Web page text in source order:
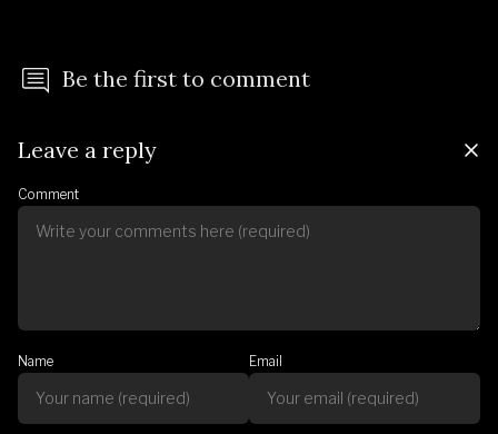
Be the first to comment
Leave a reply
Comment
Name Email